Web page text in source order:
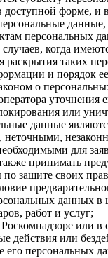
доступной форме, и
персональных
когда
раскрытия таких
и порядок
о
уточнения
или
данные
неточными,
для
принимать
защите своих
данных в
работ и услуг;
или в
действия или
его персональных